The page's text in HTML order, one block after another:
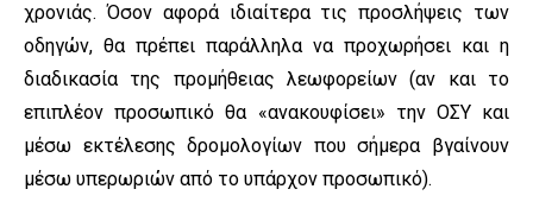
χρονιάς. Όσον αφορά ιδιαίτερα τις προσλήψεις των
οδηγών, θα πρέπει παράλληλα να προχωρήσει και η
διαδικασία της προμήθειας λεωφορείων (αν και το
επιπλέον προσωπικό θα «ανακουφίσει» την ΟΣΥ και
μέσω εκτέλεσης δρομολογίων που σήμερα βγαίνουν
μέσω υπερωριών από το υπάρχον προσωπικό).